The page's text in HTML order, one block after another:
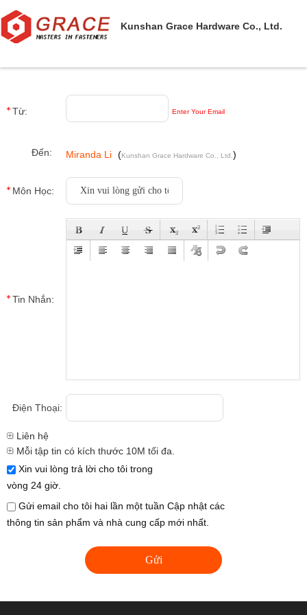
Kunshan Grace Hardware Co., Ltd.
Từ: Enter Your Email
Đến: Miranda Li (Kunshan Grace Hardware Co., Ltd. )
Môn Học:
Tin Nhắn:
Điện Thoại:
Liên hệ
Mỗi tập tin có kích thước 10M tối đa.
Xin vui lòng trả lời cho tôi trong
vòng 24 giờ.
Gửi email cho tôi hai lần một tuần Cập nhật các
thông tin sản phẩm và nhà cung cấp mới nhất.